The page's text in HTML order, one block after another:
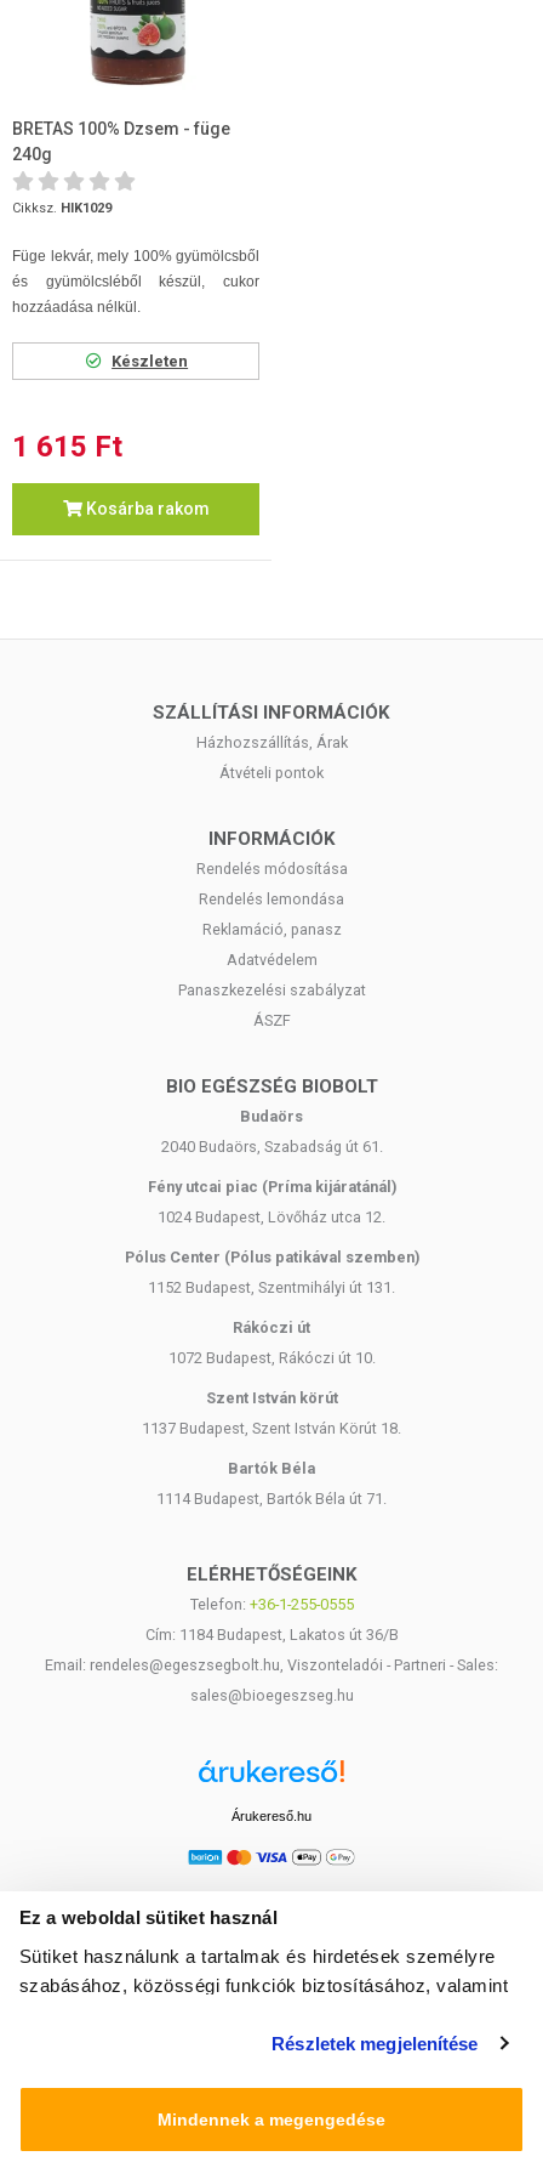
Ez a weboldal sütiket használ
Sütiket használunk a tartalmak és hirdetések személyre
szabásához, közösségi funkciók biztosításához, valamint
média-, hirdető- és elemező partnereinkkel megosztjuk az
amelyeket Ön adott meg számukra vagy az Ön által
Részletek megjelenítése
Mindennek a megengedése
BRETAS 100% Dzsem - füge
240g
Cikksz. HIK1029
Füge lekvár, mely 100% gyümölcsből
és gyümölcsléből készül, cukor
hozzáadása nélkül.
Készleten
1 615 Ft
Kosárba rakom
SZÁLLÍTÁSI INFORMÁCIÓK
Házhozszállítás, Árak
Átvételi pontok
INFORMÁCIÓK
Rendelés módosítása
Rendelés lemondása
Reklamáció, panasz
Adatvédelem
Panaszkezelési szabályzat
ÁSZF
BIO EGÉSZSÉG BIOBOLT
Budaörs
2040 Budaörs, Szabadság út 61.
Fény utcai piac (Príma kijáratánál)
1024 Budapest, Lövőház utca 12.
Pólus Center (Pólus patikával szemben)
1152 Budapest, Szentmihályi út 131.
Rákóczi út
1072 Budapest, Rákóczi út 10.
Szent István körút
1137 Budapest, Szent István Körút 18.
Bartók Béla
1114 Budapest, Bartók Béla út 71.
ELÉRHETŐSÉGEINK
Telefon: +36-1-255-0555
Cím: 1184 Budapest, Lakatos út 36/B
Email: rendeles@egeszsegbolt.hu, Viszonteladói - Partneri - Sales:
sales@bioegeszseg.hu
Árukereső.hu